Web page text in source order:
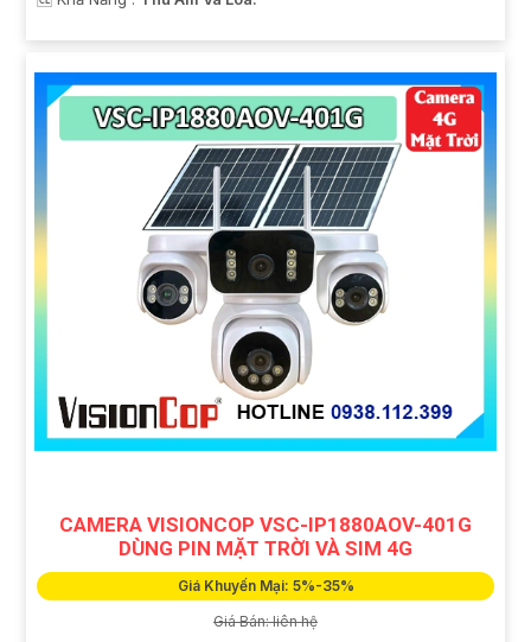
CAMERA VISIONCOP VSC-IP1880AOV-401G
DÙNG PIN MẶT TRỜI VÀ SIM 4G
Giá Khuyến Mại: 5%-35%
Giá Bán: liên hệ